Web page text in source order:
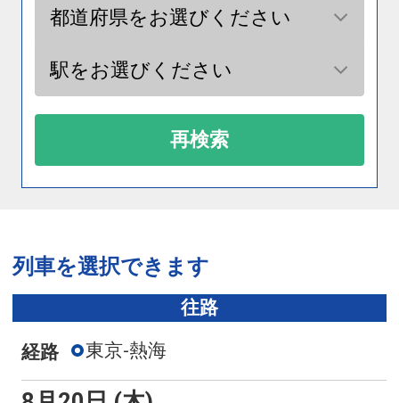
再検索
列車を選択できます
往路
経路 東京-熱海